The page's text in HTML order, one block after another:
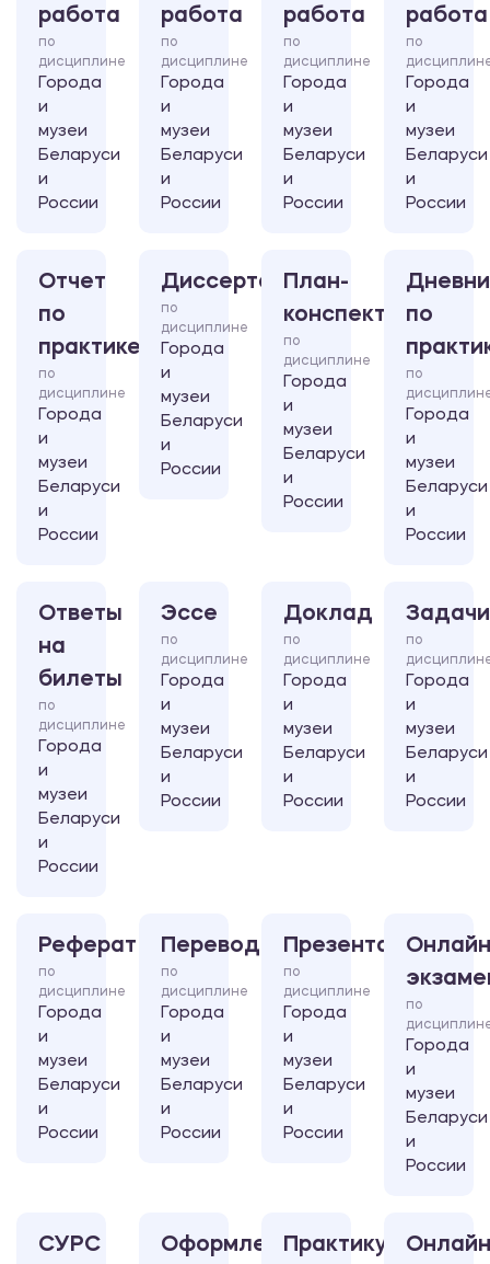
работа
по
дисциплине
Города
и
музеи
Беларуси
и
России
работа
по
дисциплине
Города
и
музеи
Беларуси
и
России
работа
по
дисциплине
Города
и
музеи
Беларуси
и
России
работа
по
Города
и
музеи
Беларуси
и
России
Отчет
по
практике
по
дисциплине
Города
и
музеи
Беларуси
и
России
Диссертация
по
дисциплине
Города
и
музеи
Беларуси
и
России
План-
конспект
по
дисциплине
Города
и
музеи
Беларуси
и
России
по
по
Города
и
музеи
Беларуси
и
России
Ответы
на
билеты
по
дисциплине
Города
и
музеи
Беларуси
и
России
Эссе
по
дисциплине
Города
и
музеи
Беларуси
и
России
Доклад
по
дисциплине
Города
и
музеи
Беларуси
и
России
Задачи
по
Города
и
музеи
Беларуси
и
России
Реферат
по
дисциплине
Города
и
музеи
Беларуси
и
России
Перевод
по
дисциплине
Города
и
музеи
Беларуси
и
России
Презентация
по
дисциплине
Города
и
музеи
Беларуси
и
России
по
Города
и
музеи
Беларуси
и
России
СУРС
ОформлениеПрактикум